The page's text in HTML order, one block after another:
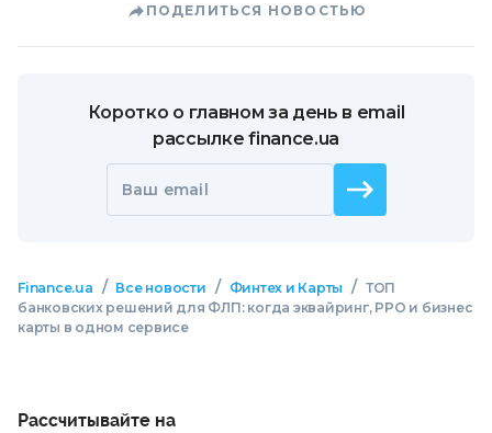
ПОДЕЛИТЬСЯ НОВОСТЬЮ
Коротко о главном за день в email
рассылке finance.ua
Ваш email
Finance.ua / Все новости / Финтех и Карты / ТОП
банковских решений для ФЛП: когда эквайринг, РРО и бизнес
карты в одном сервисе
Рассчитывайте на